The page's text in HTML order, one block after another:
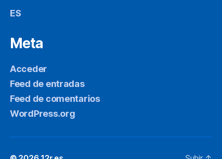
ES
Meta
Acceder
Feed de entradas
Feed de comentarios
WordPress.org